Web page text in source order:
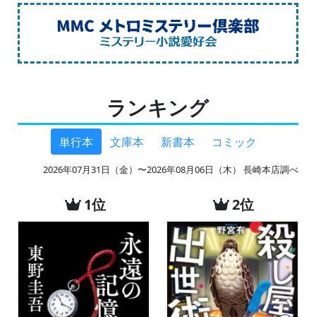
ランキング
単行本 文庫本 新書本 コミック
2026年07月31日（金）〜2026年08月06日（木） 長崎本店調べ
1位 2位